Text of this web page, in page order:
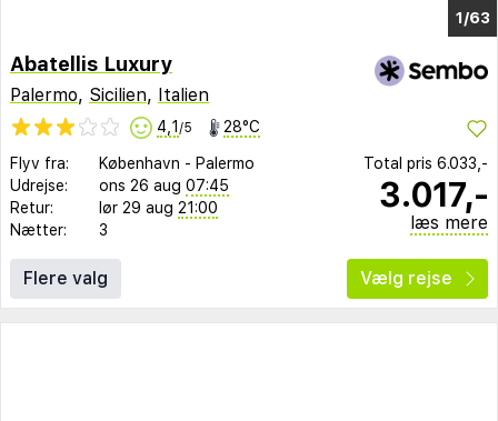
1/56
Abatellis Luxury
Palermo, Sicilien, Italien
4,1 /5 28°C
Flyv fra: København - Palermo
Udrejse:
ons 26 aug 07:45
Retur:
lør 29 aug 21:00
Nætter:
3
Total pris 6.033,-
3.017,-
læs mere
Flere valg Vælg rejse